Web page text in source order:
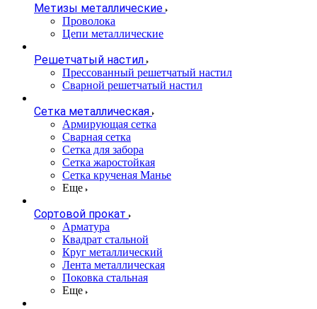
Метизы металлические
Проволока
Цепи металлические
Решетчатый настил
Прессованный решетчатый настил
Сварной решетчатый настил
Сетка металлическая
Армирующая сетка
Сварная сетка
Сетка для забора
Сетка жаростойкая
Сетка крученая Манье
Еще
Сортовой прокат
Арматура
Квадрат стальной
Круг металлический
Лента металлическая
Поковка стальная
Еще